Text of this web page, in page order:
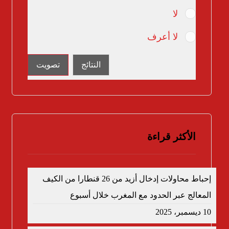
لا
لا أعرف
النتائج تصويت
الأكثر قراءة
إحباط محاولات إدخال أزيد من 26 قنطارا من الكيف
المعالج عبر الحدود مع المغرب خلال أسبوع
10 ديسمبر، 2025